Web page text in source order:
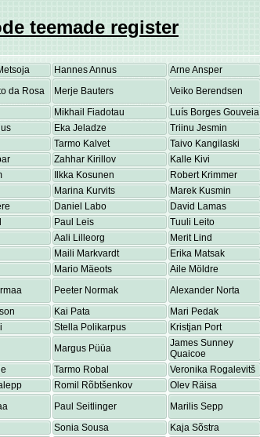
teemade register
Hannes Annus Arne Ansper
da Rosa Merje Bauters Veiko Berendsen
Mikhail Fiadotau Luís Borges Gouveia
Eka Jeladze Triinu Jesmin
Tarmo Kalvet Taivo Kangilaski
Zahhar Kirillov Kalle Kivi
Ilkka Kosunen Robert Krimmer
Marina Kurvits Marek Kusmin
Daniel Labo David Lamas
Paul Leis Tuuli Leito
Aali Lilleorg Merit Lind
Maili Markvardt Erika Matsak
Mario Mäeots Aile Möldre
Peeter Normak Alexander Norta
Kai Pata Mari Pedak
Stella Polikarpus Kristjan Port
Margus Püüa
James Sunney
Quaicoe
Tarmo Robal Veronika Rogalevitš
Romil Rõbtšenkov Olev Räisa
Paul Seitlinger Marilis Sepp
Sonia Sousa Kaja Sõstra